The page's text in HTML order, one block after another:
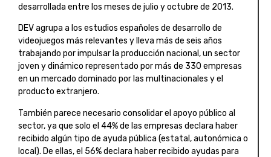
desarrollada entre los meses de julio y octubre de 2013.
DEV agrupa a los estudios españoles de desarrollo de
videojuegos más relevantes y lleva más de seis años
trabajando por impulsar la producción nacional, un sector
joven y dinámico representado por más de 330 empresas
en un mercado dominado por las multinacionales y el
producto extranjero.
También parece necesario consolidar el apoyo público al
sector, ya que solo el 44% de las empresas declara haber
recibido algún tipo de ayuda pública (estatal, autonómica o
local). De ellas, el 56% declara haber recibido ayudas para